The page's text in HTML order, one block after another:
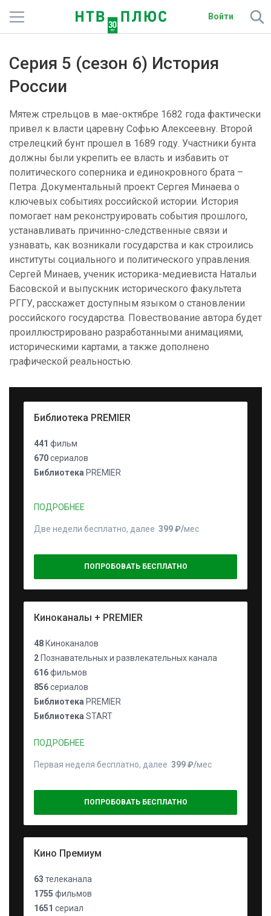
Войти
Фильмы и сериалы
Подписки
Радио
Спутниковым абонентам
О сайте
Активировать промокод
Серия 5 (сезон 6) История
России
Мятеж стрельцов в мае-октябре 1682 года фактически
привел к власти царевну Софью Алексеевну. Второй
стрелецкий бунт прошел в 1689 году. Участники бунта
должны были укрепить ее власть и избавить от
политического соперника и единокровного брата –
Петра. Документальный проект Сергея Минаева о
ключевых событиях российской истории. История
помогает нам реконструировать события прошлого,
устанавливать причинно-следственные связи и
узнавать, как возникали государства и как строились
институты социального и политического управления.
Сергей Минаев, ученик историка-медиевиста Натальи
Басовской и выпускник исторического факультета
РГГУ, расскажет доступным языком о становлении
российского государства. Повествование автора будет
проиллюстрировано разработанными анимациями,
историческими картами, а также дополнено
графической реальностью.
Библиотека PREMIER
441 фильм
670сериалов
Библиотека PREMIER
ПОДРОБНЕЕ
Две недели бесплатно, далее 399 ₽⁠/⁠мес
ПОПРОБОВАТЬ БЕСПЛАТНО
Киноканалы + PREMIER
48 Киноканалов
2 Познавательных и развлекательных канала
616фильмов
856сериалов
Библиотека PREMIER
Библиотека START
ПОДРОБНЕЕ
Первая неделя бесплатно, далее 399 ₽⁠/⁠мес
ПОПРОБОВАТЬ БЕСПЛАТНО
Кино Премиум
63 телеканала
1755 фильмов
1651 сериал